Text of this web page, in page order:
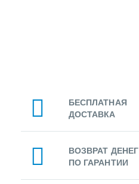
БЕСПЛАТНАЯ
ДОСТАВКА
ВОЗВРАТ ДЕНЕГ
ПО ГАРАНТИИ